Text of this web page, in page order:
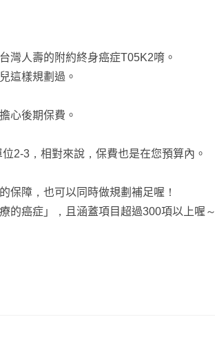
灣人壽的附約終身癌症T05K2唷。
這樣規劃過。
心後期保費。
位2-3，相對來說，保費也是在您預算內。
保障，也可以同時做規劃補足喔！
的癌症」，且涵蓋項目超過300項以上喔～